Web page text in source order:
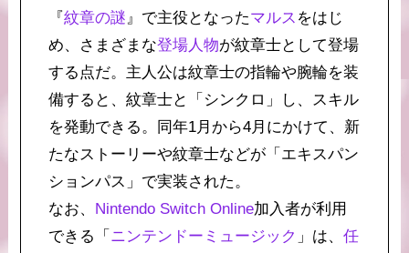
『紋章の謎 』で主役となったマルス をはじ
め、さまざまな登場人物が紋章士として登場
する点だ。主人公は紋章士の指輪や腕輪を装
備すると、紋章士と「シンクロ」し、スキル
を発動できる。同年1月から4月にかけて、新
たなストーリーや紋章士などが「エキスパン
ションパス」で実装された。
なお、 Nintendo Switch Online加入者が利用
できる「 ニンテンドーミュージック 」は、任